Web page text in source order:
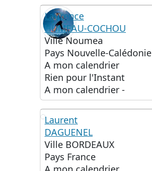
Laurence
HUMEAU-COCHOU
Ville Noumea
Pays Nouvelle-Calédonie
A mon calendrier
Rien pour l'Instant
A mon calendrier -
LD
Laurent
DAGUENEL
Ville BORDEAUX
Pays France